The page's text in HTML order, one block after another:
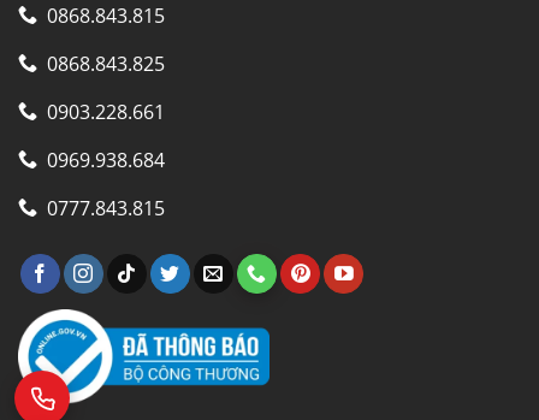
0868.843.815
0868.843.825
0903.228.661
0969.938.684
0777.843.815